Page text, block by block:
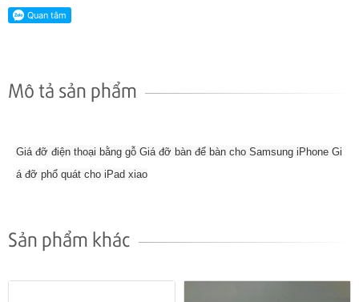
Mô tả sản phẩm
Giá đỡ điện thoại bằng gỗ Giá đỡ bàn để bàn cho Samsung iPhone Gi
á đỡ phổ quát cho iPad xiao
Sản phẩm khác